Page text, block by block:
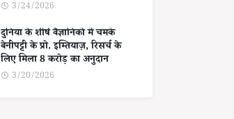
3/24/2026
दुनिया के शीर्ष वैज्ञानिकों में चमके
बेनीपट्टी के प्रो. इम्तियाज़, रिसर्च के
लिए मिला 8 करोड़ का अनुदान
3/20/2026